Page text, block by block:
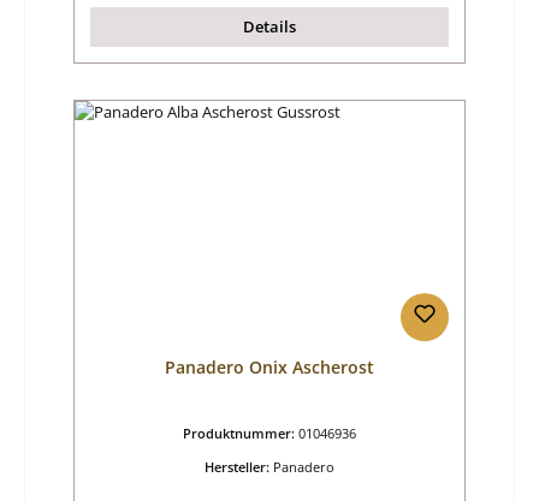
Details
Panadero Onix Ascherost
Produktnummer: 01046936
Hersteller: Panadero